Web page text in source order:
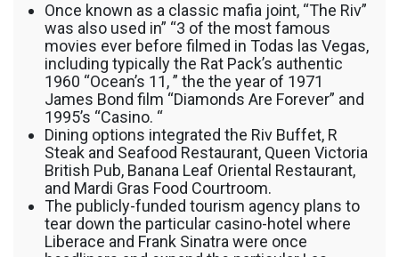
Once known as a classic mafia joint, “The Riv”
was also used in” “3 of the most famous
movies ever before filmed in Todas las Vegas,
including typically the Rat Pack’s authentic
1960 “Ocean’s 11, ” the the year of 1971
James Bond film “Diamonds Are Forever” and
1995’s “Casino. “
Dining options integrated the Riv Buffet, R
Steak and Seafood Restaurant, Queen Victoria
British Pub, Banana Leaf Oriental Restaurant,
and Mardi Gras Food Courtroom.
The publicly-funded tourism agency plans to
tear down the particular casino-hotel where
Liberace and Frank Sinatra were once